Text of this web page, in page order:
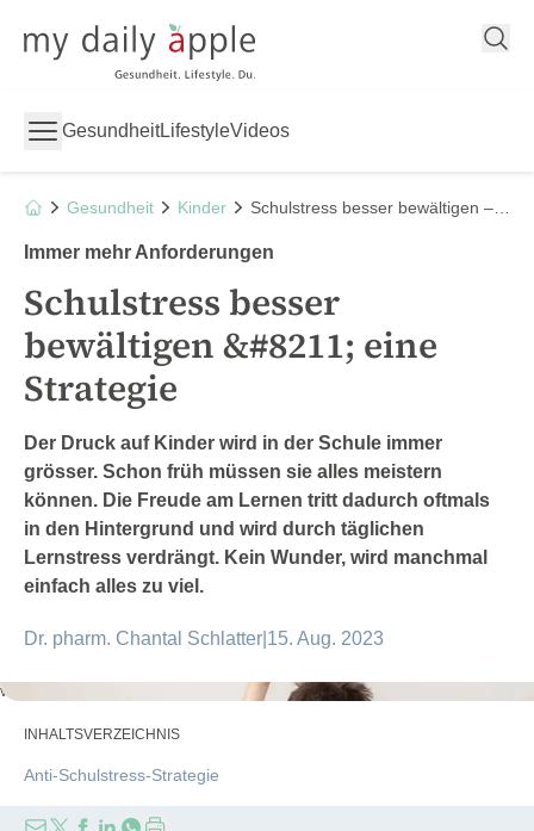
My Daily Apple
GesundheitLifestyleVideos
Gesundheit Kinder
Immer mehr Anforderungen
Schulstress besser
bewältigen &#8211; eine
Strategie
Der Druck auf Kinder wird in der Schule immer
grösser. Schon früh müssen sie alles meistern
können. Die Freude am Lernen tritt dadurch oftmals
in den Hintergrund und wird durch täglichen
Lernstress verdrängt. Kein Wunder, wird manchmal
einfach alles zu viel.
Dr. pharm. Chantal Schlatter 15. Aug. 2023
vejaa/GettyImages
INHALTSVERZEICHNIS
Anti-Schulstress-Strategie